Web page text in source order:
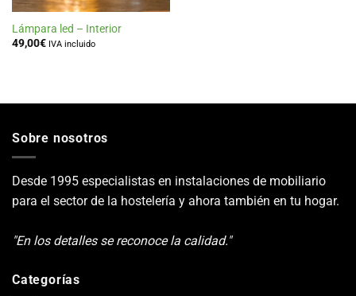
Lámpara led – Interior
49,00€ IVA incluido
Sobre nosotros
Desde 1995 especialistas en instalaciones de mobiliario
para el sector de la hostelería y ahora también en tu hogar.
"En los detalles se reconoce la calidad."
Categorías